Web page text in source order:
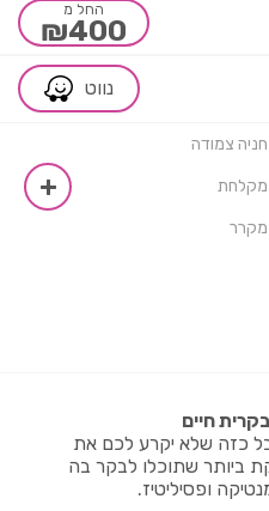
החל מ
₪400
נווט
חניה צמודה
מקלחת
מקרר
חיים
כזה שלא יקרע לכם את
ביותר שתוכלו לבקר בה
ופסיליטיז.